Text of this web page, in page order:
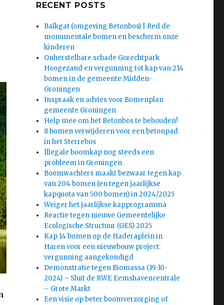
RECENT POSTS
Balkgat (omgeving Betonbos) | Red de
monumentale bomen en bescherm onze
kinderen
Onherstelbare schade Gorechtpark
Hoogezand en vergunning tot kap van 214
bomen in de gemeente Midden-
Groningen
Inspraak en advies voor Bomenplan
gemeente Groningen
Help mee om het Betonbos te behouden!
8 bomen verwijderen voor een betonpad
in het Sterrebos
Illegale boomkap nog steeds een
probleem in Groningen
Boomwachters maakt bezwaar tegen kap
van 204 bomen (en tegen jaarlijkse
kapquota van 500 bomen) in 2024/2025
Weiger het jaarlijkse kapprogramma
Reactie tegen nieuwe Gemeentelijke
Ecologische Structuur (GES) 2025
Kap 14 bomen op de Haderaplein in
Haren voor een nieuwbouw project:
vergunning aangekondigd
Demonstratie tegen Biomassa (19-10-
2024) – Sluit de RWE Eemshavencentrale
– Grote Markt
Een visie op beter boomverzorging of